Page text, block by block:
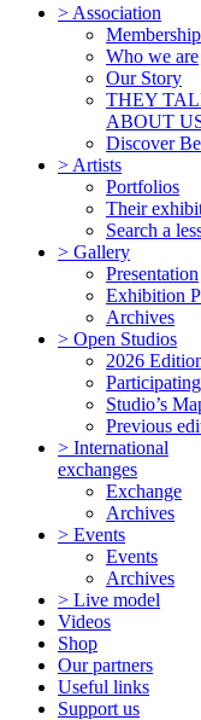
> Association
Membership
Who we are
Our Story
THEY
ABOUT
Discover
> Artists
Portfolios
Their
Search a
> Gallery
Presentation
Exhibition
Archives
> Open Studios
2026
Studio’s
Previous
> International
exchanges
Exchange
Archives
> Events
Events
Archives
> Live model
Videos
Shop
Our partners
Useful links
Support us